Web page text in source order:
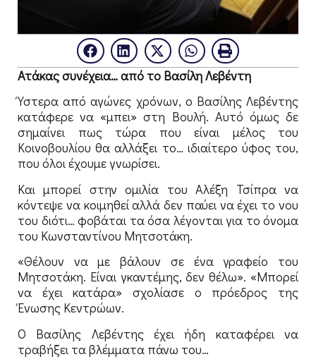
Ατάκας συνέχεια… από το Βασίλη Λεβέντη
Ύστερα από αγώνες χρόνων, ο Βασίλης Λεβέντης
κατάφερε να «μπει» στη Βουλή. Αυτό όμως δε
σημαίνει πως τώρα που είναι μέλος του
Κοινοβουλίου θα αλλάξει το… ιδιαίτερο ύφος του,
που όλοι έχουμε γνωρίσει.
Και μπορεί στην ομιλία του Αλέξη Τσίπρα να
κόντεψε να κοιμηθεί αλλά δεν παύει να έχει το νου
του διότι… φοβάται τα όσα λέγονται για το όνομα
του Κωνσταντίνου Μητσοτάκη.
«Θέλουν να με βάλουν σε ένα γραφείο του
Μητσοτάκη. Είναι γκαντέμης, δεν θέλω». «Μπορεί
να έχει κατάρα» σχολίασε ο πρόεδρος της
Ένωσης Κεντρώων.
Ο Βασίλης Λεβέντης έχει ήδη καταφέρει να
τραβήξει τα βλέμματα πάνω του…